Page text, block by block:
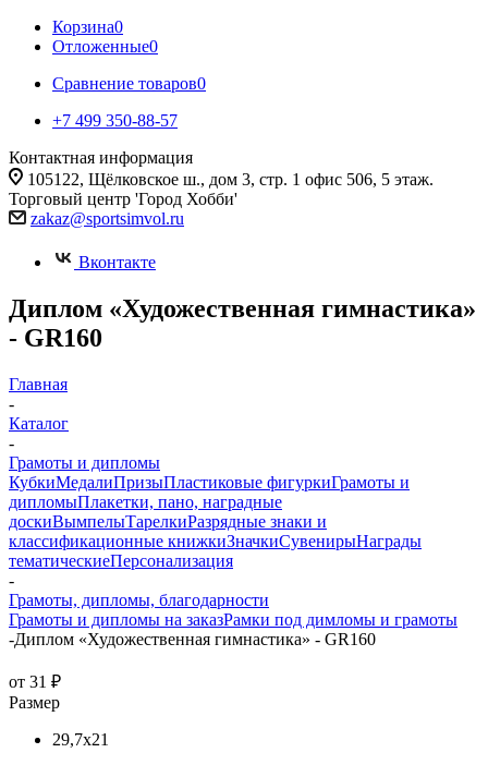
Корзина0
Отложенные0
Сравнение товаров0
+7 499 350-88-57
Контактная информация
105122, Щёлковское ш., дом 3, стр. 1 офис 506, 5 этаж.
Торговый центр 'Город Хобби'
zakaz@sportsimvol.ru
Вконтакте
Диплом «Художественная гимнастика»
- GR160
Главная
-
Каталог
-
Грамоты и дипломы
КубкиМедалиПризыПластиковые фигуркиГрамоты и
дипломыПлакетки, пано, наградные
доскиВымпелыТарелкиРазрядные знаки и
классификационные книжкиЗначкиСувенирыНаграды
тематическиеПерсонализация
-
Грамоты, дипломы, благодарности
Грамоты и дипломы на заказРамки под димломы и грамоты
-Диплом «Художественная гимнастика» - GR160
от 31 ₽
Размер
29,7x21